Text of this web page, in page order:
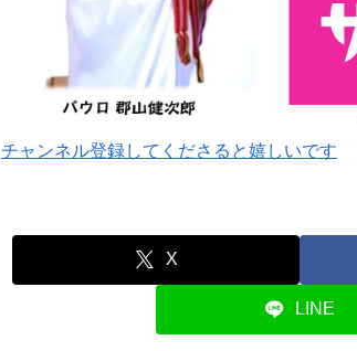
チャンネル登録してくださると嬉しいです
X
LINE